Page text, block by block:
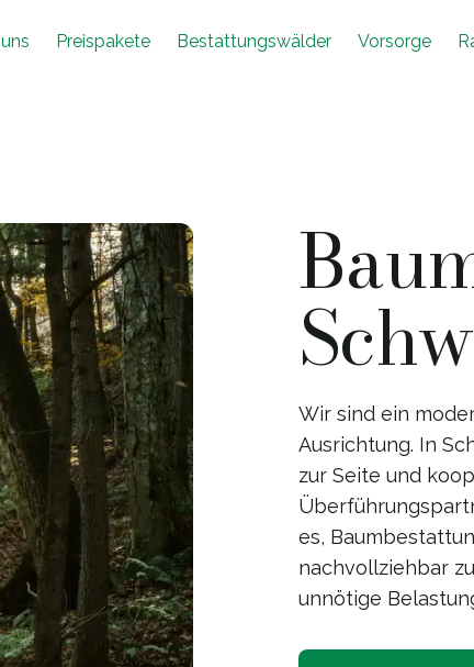
Preispakete Bestattungswälder Vorsorge
Wir sind ein
Ausrichtung. In
zur Seite und
es,
nachvollziehbar
unnötige